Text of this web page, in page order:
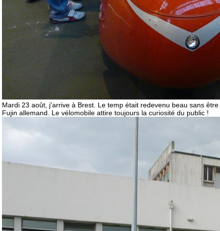
Mardi 23 août, j'arrive à Brest. Le temp était redevenu beau sans
Fujin allemand. Le vélomobile attire toujours la curiosité du public !